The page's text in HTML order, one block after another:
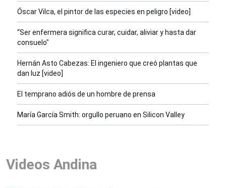
Óscar Vilca, el pintor de las especies en peligro [video]
“Ser enfermera significa curar, cuidar, aliviar y hasta dar
consuelo"
Hernán Asto Cabezas: El ingeniero que creó plantas que
dan luz [video]
El temprano adiós de un hombre de prensa
María García Smith: orgullo peruano en Silicon Valley
Videos Andina